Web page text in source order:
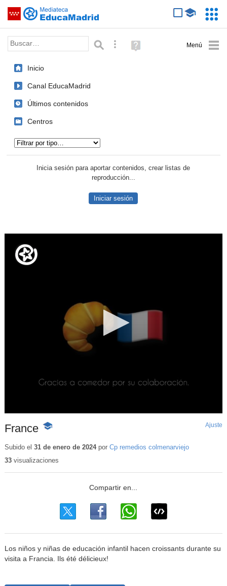
Saltar navegación
Palabra o frase: Búsqueda avanzada
Ayuda
(en
Inicio
Canal EducaMadrid
Últimos contenidos
Centros
Inicia sesión para aportar contenidos, crear listas de
reproducción...
Iniciar sesión
France -
educativo
Ajuste
Subido el 31 de enero de 2024por Cp remedios colmenarviejo
33visualizaciones
Los niños y niñas de educación infantil hacen croissants durante su
visita a Francia. Ils été délicieux!